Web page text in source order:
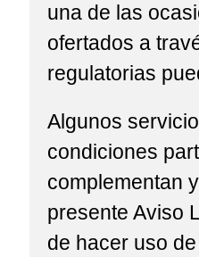
una de las
ofertados a
regulatorias
Algunos
condiciones
complementan
presente Aviso
de hacer uso